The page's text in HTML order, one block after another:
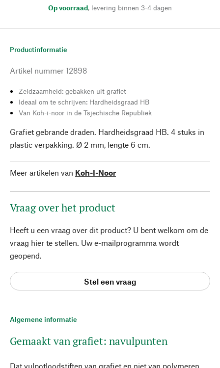
Op voorraad, levering binnen 3-4 dagen
Algemene informatie
Gemaakt van grafiet: navulpunten
Dat vulpotloodstiften van grafiet en niet van polymeren
Productinformatie
Artikel nummer 12898
Zeldzaamheid: gebakken uit grafiet
Ideaal om te schrijven: Hardheidsgraad HB
Van Koh-i-noor in de Tsjechische Republiek
Grafiet gebrande draden. Hardheidsgraad HB. 4 stuks in
plastic verpakking. Ø 2 mm, lengte 6 cm.
Meer artikelen van Koh-I-Noor
Vraag over het product
Heeft u een vraag over dit product? U bent welkom om de
vraag hier te stellen. Uw e-mailprogramma wordt
geopend.
Stel een vraag